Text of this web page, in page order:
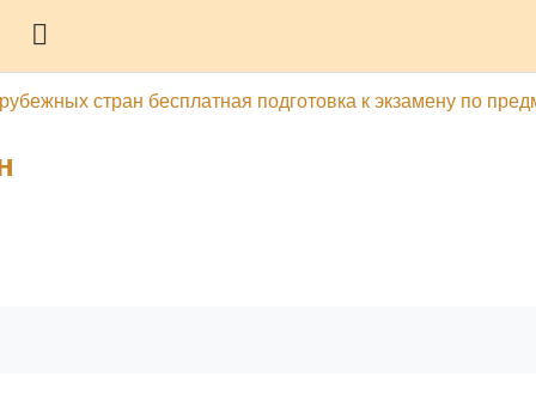
стран бесплатная подготовка к экзамену по